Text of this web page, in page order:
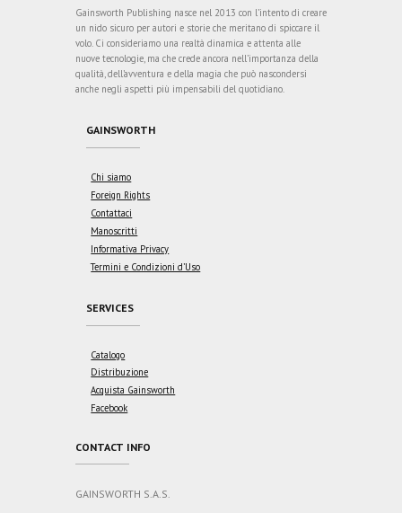
Gainsworth Publishing nasce nel 2013 con l’intento di creare
un nido sicuro per autori e storie che meritano di spiccare il
volo. Ci consideriamo una realtà dinamica e attenta alle
nuove tecnologie, ma che crede ancora nell’importanza della
qualità, dell’avventura e della magia che può nascondersi
anche negli aspetti più impensabili del quotidiano.
GAINSWORTH
Chi siamo
Foreign Rights
Contattaci
Manoscritti
Informativa Privacy
Termini e Condizioni d’Uso
SERVICES
Catalogo
Distribuzione
Acquista Gainsworth
Facebook
CONTACT INFO
GAINSWORTH S.A.S.